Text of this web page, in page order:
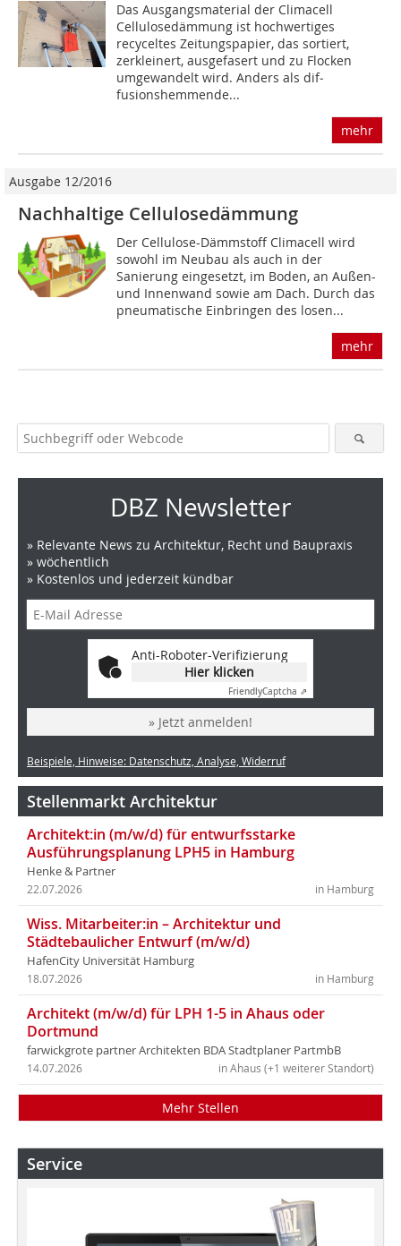
Das Ausgangsmaterial der Climacell
Cellulosedämmung ist hochwertiges
recyceltes Zeitungspapier, das sortiert,
zerkleinert, ausgefasert und zu Flocken
umgewandelt wird. Anders als dif­
fusionshemmende...
mehr
Ausgabe 12/2016
Nachhaltige Cellulosedämmung
Der Cellulose-Dämmstoff Climacell wird
sowohl im Neubau als auch in der
Sanierung eingesetzt, im Boden, an Außen-
und Innenwand sowie am Dach. Durch das
pneumatische Einbringen des losen...
mehr
DBZ Newsletter
» Relevante News zu Architektur, Recht und Baupraxis
» wöchentlich
» Kostenlos und jederzeit kündbar
Anti-Roboter-Verifizierung
Hier klicken
FriendlyCaptcha ⇗
» Jetzt anmelden!
Beispiele, Hinweise: Datenschutz, Analyse, Widerruf
Stellenmarkt Architektur
Architekt:in (m/w/d) für entwurfsstarke
Ausführungsplanung LPH5 in Hamburg
Henke & Partner
in Hamburg
22.07.2026
Wiss. Mitarbeiter:in – Architektur und
Städtebaulicher Entwurf (m/w/d)
HafenCity Universität Hamburg
in Hamburg
18.07.2026
Architekt (m/w/d) für LPH 1-5 in Ahaus oder
Dortmund
farwickgrote partner Architekten BDA Stadtplaner PartmbB
in Ahaus (+1 weiterer Standort)
14.07.2026
Mehr Stellen
Service